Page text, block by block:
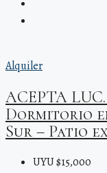
Alquiler
ACEPTA
Dormitorio
Sur – Patio
UYU $15,000